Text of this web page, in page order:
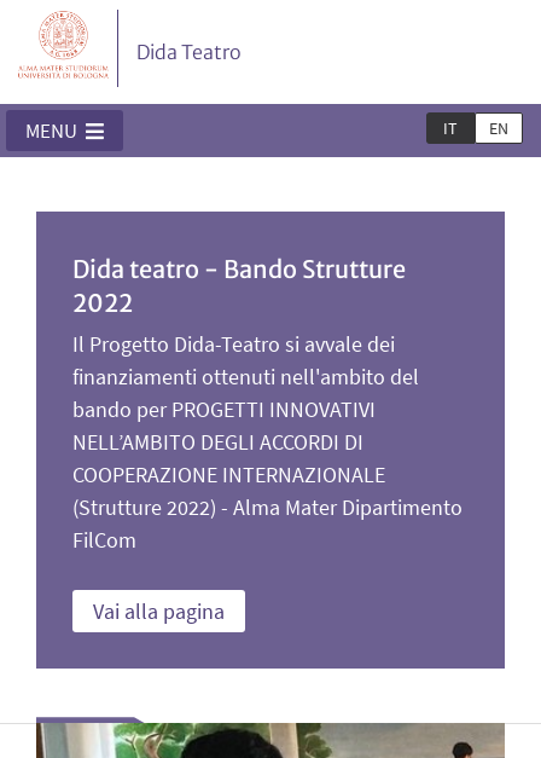
Dida Teatro
IT EN
MENU
Dida teatro - Bando Strutture
2022
Il Progetto Dida-Teatro si avvale dei
finanziamenti ottenuti nell'ambito del
bando per PROGETTI INNOVATIVI
NELL’AMBITO DEGLI ACCORDI DI
COOPERAZIONE INTERNAZIONALE
(Strutture 2022) - Alma Mater Dipartimento
FilCom
Vai alla pagina